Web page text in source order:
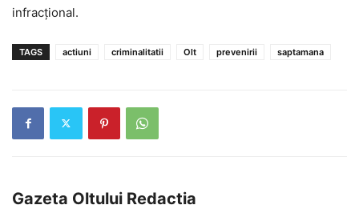
infracţional.
TAGS actiuni criminalitatii Olt prevenirii saptamana
Gazeta Oltului Redactia